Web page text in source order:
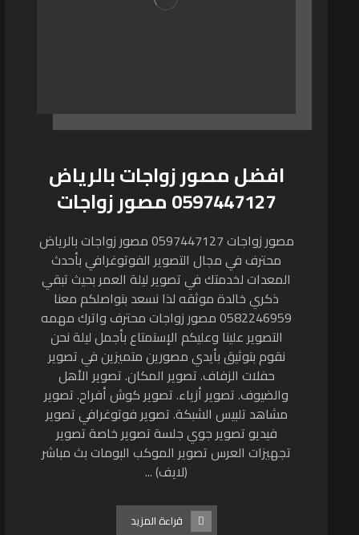
افضل مصور زواجات بالرياض
0597447127 مصور زواجات
مصور زواجات 0597447127 مصور زواجات بالرياض
محترف في مجال التصوير الفوتوغرافي بأحدث
المعدات لخدمتك في تصوير ليلة العمر بحيث تبقي
ذكري خالدة موثقه لذا نسعد بتواصلكم معنا
0582246959 مصور زواجات محترف واترك مهمه
التصوير علينا وعليكم الإستمتاع بأجمل ليلة نحن
نقوم بتوثيق بأيدي مصورين متميزين في تصوير
حفلات الزفاف. تصوير المكان. تصوير الأهل
والضيوف. تصوير أزياء. تصوير كوش أفراح. تصوير
مشاهد تلبيس الشبكة. تصوير فوتوغرافي تصوير
فيديو تصوير جوي جلسة تصوير خاصة تصوير
تجهيزات العرس تصوير الموكب البومات بث مباشر
(لايف) ...
قراءة المزيد